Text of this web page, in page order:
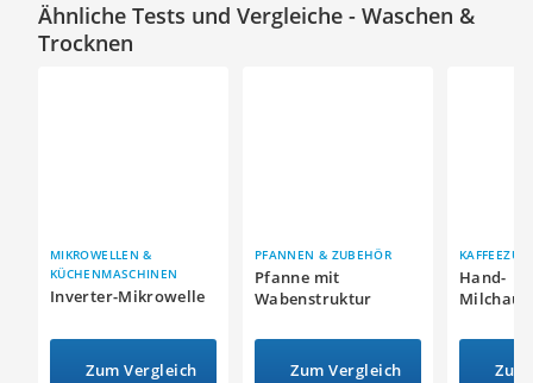
Ähnliche Tests und Vergleiche - Waschen &
Trocknen
MIKROWELLEN &
KÜCHENMASCHINEN
Inverter-Mikrowelle
Zum Vergleich
PFANNEN & ZUBEHÖR
Pfanne mit
Wabenstruktur
Zum Vergleich
Hand-